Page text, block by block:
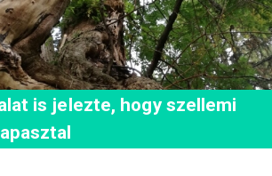
is jelezte, hogy szellemi